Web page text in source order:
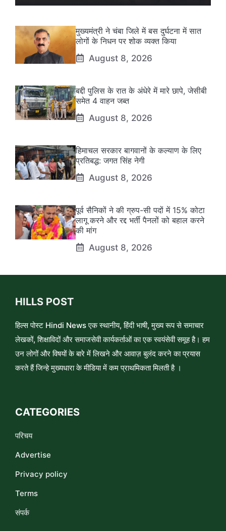
मुख्यमंत्री ने चंबा जिले में बस दुर्घटना में सात
लोगों के निधन पर शोक व्यक्त किया
August 8, 2026
बद्दी पुलिस के रात के अंधेरे में मारे छापे, जेसीबी
समेत 4 वाहन जब्त
August 8, 2026
हिमाचल सरकार बागवानों के कल्याण के लिए
प्रतिबद्ध: जगत सिंह नेगी
August 8, 2026
पूर्व सैनिकों ने की ग्रुप-सी पदों में 15% कोटा
लागू करने और रद्द भर्ती पैनलों को बहाल करने
की मांग
August 8, 2026
HILLS POST
हिल्स पोस्ट Hindi News एक स्थानीय, हिंदी भाषी, मुख्य रूप से समाचार
लेखकों, शिक्षाविदों और समाजसेवी कार्यकर्ताओं का एक स्वयंसेवी समूह है। हम
उन लोगों और विषयों के बारे में लिखने और आवाज़ बुलंद करने का प्रयास
करते हैं जिन्हे मुख्यधारा के मीडिया में कम प्राथमिकता मिलती है ।
CATEGORIES
परिचय
Advertise
Privacy policy
Terms
संपर्क